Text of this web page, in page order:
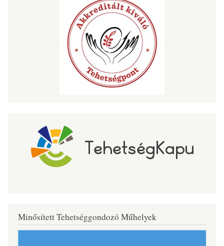
Minősített Tehetséggondozó Műhelyek